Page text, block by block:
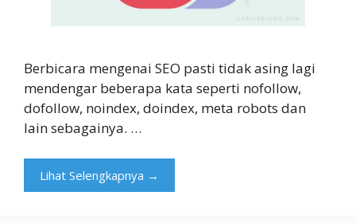
Berbicara mengenai SEO pasti tidak asing lagi
mendengar beberapa kata seperti nofollow,
dofollow, noindex, doindex, meta robots dan
lain sebagainya. …
Lihat Selengkapnya →